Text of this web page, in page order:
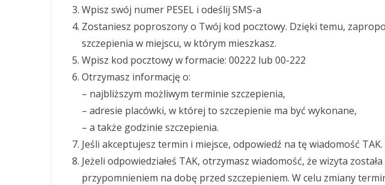
Wpisz swój numer PESEL i odeślij SMS-a
Zostaniesz poproszony o Twój kod pocztowy. Dzięki temu,
szczepienia w miejscu, w którym mieszkasz.
Wpisz kod pocztowy w formacie: 00222 lub 00-222
Otrzymasz informację o:
– najbliższym możliwym terminie szczepienia,
– adresie placówki, w której to szczepienie ma być wykonane,
– a także godzinie szczepienia.
Jeśli akceptujesz termin i miejsce, odpowiedź na tę wiadomość TAK.
Jeżeli odpowiedziałeś TAK, otrzymasz wiadomość, że wizyta
przypomnieniem na dobę przed szczepieniem. W celu zmiany